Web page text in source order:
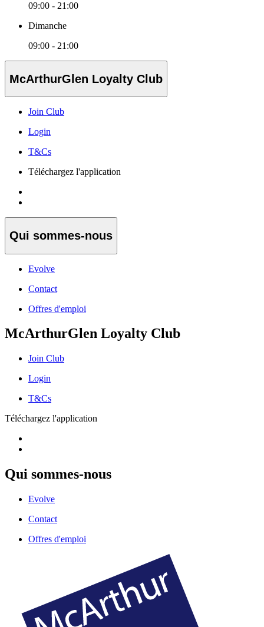
09:00 - 21:00
Dimanche
09:00 - 21:00
McArthurGlen Loyalty Club
Join Club
Login
T&Cs
Téléchargez l'application
Qui sommes-nous
Evolve
Contact
Offres d'emploi
McArthurGlen Loyalty Club
Join Club
Login
T&Cs
Téléchargez l'application
Qui sommes-nous
Evolve
Contact
Offres d'emploi